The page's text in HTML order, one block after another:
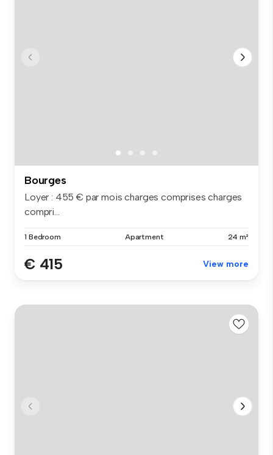
Bourges
Loyer : 455 € par mois charges comprises charges
compri...
1 Bedroom Apartment 24 m²
€ 415 View more